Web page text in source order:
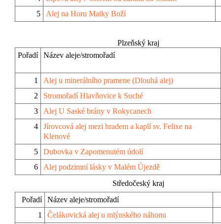
5
Alej na Horu Matky Boží
Plzeňský kraj
Pořadí
Název aleje/stromořadí
1
Alej u minerálního pramene (Dlouhá alej)
2
Stromořadí Hlavňovice k Suché
3
Alej U Saské brány v Rokycanech
4
Jírovcová alej mezi hradem a kaplí sv. Felixe na
Klenové
5
Dubovka v Zapomenutém údolí
6
Alej podzimní lásky v Malém Újezdě
Středočeský kraj
Pořadí
Název aleje/stromořadí
1
Čelákovická alej u mlýnského náhonu